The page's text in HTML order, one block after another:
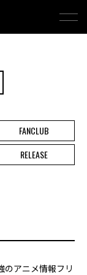
FANCLUB
RELEASE
のアニメ情報フリ